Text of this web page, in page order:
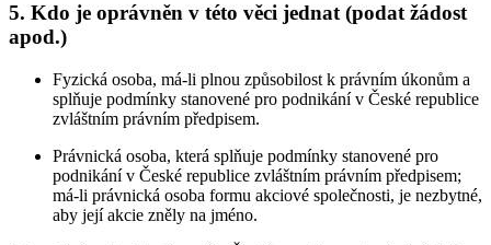
5. Kdo je oprávněn v této věci jednat (podat žádost
apod.)
Fyzická osoba, má-li plnou způsobilost k právním úkonům a
splňuje podmínky stanovené pro podnikání v České republice
zvláštním právním předpisem.
Právnická osoba, která splňuje podmínky stanovené pro
podnikání v České republice zvláštním právním předpisem;
má-li právnická osoba formu akciové společnosti, je nezbytné,
aby její akcie zněly na jméno.